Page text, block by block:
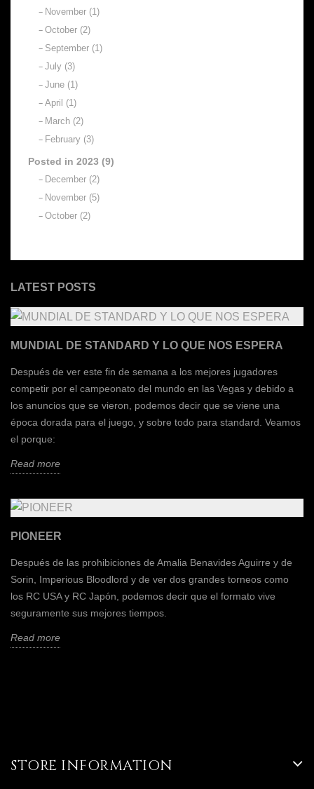
November (1)
October (2)
September (1)
July (3)
June (1)
April (1)
March (2)
February (3)
Posted in 2023 (9)
December (2)
November (5)
October (2)
LATEST POSTS
MUNDIAL DE STANDARD Y LO QUE NOS ESPERA
Después de ver este fin de semana a los mejores jugadores
competir por el campeonato del mundo en las Vegas y debido a
los anuncios que se vieron, podemos decir que se viene una
época dorada para el juego, y sobre todo para standard. Veamos
el porque:
Read more
PIONEER
Después de las prohibiciones de Amalia Benavides Aguirre y de
Sorin, Imperious Bloodlord y de ver dos grandes torneos como
los RC USA y RC Japón, podemos decir que el formato vive
seguramente sus mejores tiempos.
Read more
STORE INFORMATION